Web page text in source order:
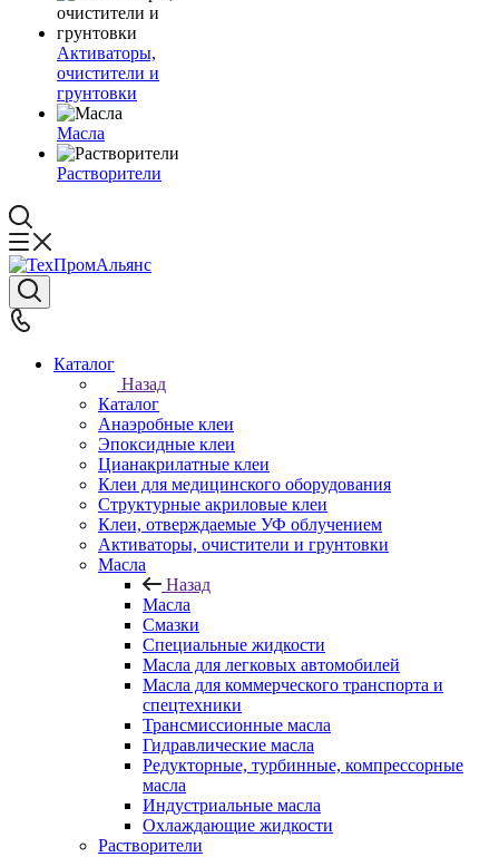
Активаторы,
очистители и
грунтовки
Масла
Растворители
Каталог
Назад
Каталог
Анаэробные клеи
Эпоксидные клеи
Цианакрилатные клеи
Клеи для медицинского оборудования
Структурные акриловые клеи
Клеи, отверждаемые УФ облучением
Активаторы, очистители и грунтовки
Масла
Назад
Масла
Смазки
Специальные жидкости
Масла для легковых автомобилей
Масла для коммерческого транспорта и
спецтехники
Трансмиссионные масла
Гидравлические масла
Редукторные, турбинные, компрессорные
масла
Индустриальные масла
Охлаждающие жидкости
Растворители